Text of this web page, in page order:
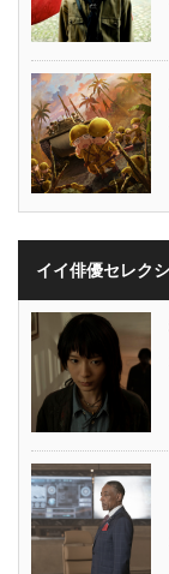
イイ俳優セレク